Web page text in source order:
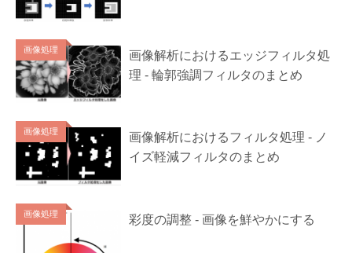
画像処理
画像解析におけるエッジフィルタ処
理 - 輪郭強調フィルタのまとめ
画像処理
画像解析におけるフィルタ処理 - ノ
イズ軽減フィルタのまとめ
画像処理 彩度の調整 - 画像を鮮やかにする